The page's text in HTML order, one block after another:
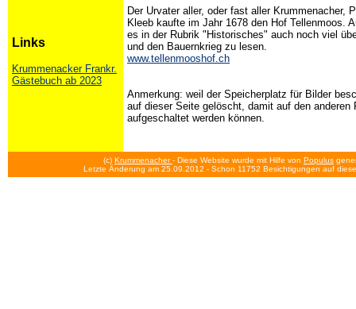
Links
Krummenacker Frankr.
Gästebuch ab 2023
Der Urvater aller, oder fast aller Krummenacher,
Kleeb kaufte im Jahr 1678 den Hof Tellenmoos.
es in der Rubrik "Historisches" auch noch viel
und den Bauernkrieg zu lesen.
www.tellenmooshof.ch
Anmerkung: weil der Speicherplatz für Bilder
auf dieser Seite gelöscht, damit auf den anderen
aufgeschaltet werden können.
(c) Krummenacher- Diese Website wurde mit Hilfe von Populus
Letzte Änderung am 25.09.2012 - Schon 11752 Besichtigungen auf